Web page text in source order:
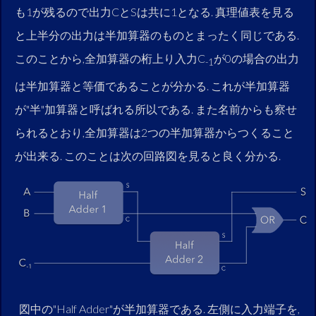
も1が残るので出力CとSは共に1となる. 真理値表を見る
と上半分の出力は半加算器のものとまったく同じである.
このことから,全加算器の桁上り入力C-1が0の場合の出力
は半加算器と等価であることが分かる. これが半加算器
が"半"加算器と呼ばれる所以である. また名前からも察せ
られるとおり,全加算器は2つの半加算器からつくること
が出来る. このことは次の回路図を見ると良く分かる.
図中の"Half Adder"が半加算器である. 左側に入力端子を,